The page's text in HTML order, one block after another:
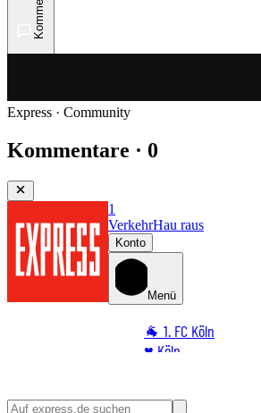
Express · Community
Kommentare · 0
1
VerkehrHau raus
Konto
Menü
🐐 1. FC Köln
♥️ Köln
🏆 Sport